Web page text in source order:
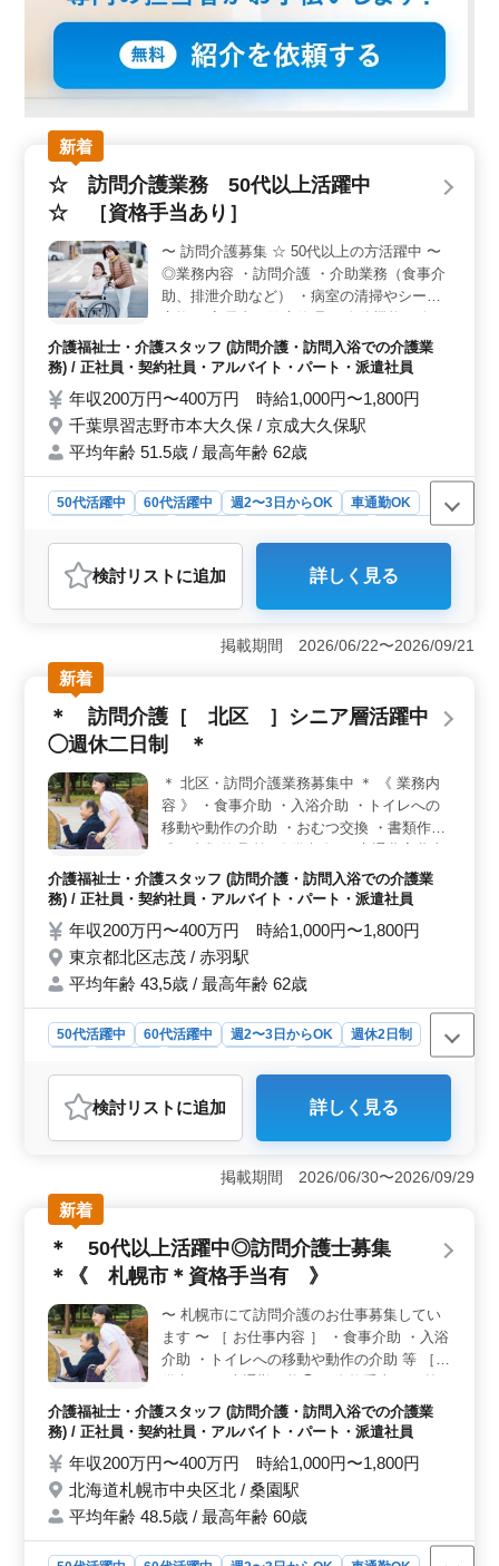
新着
☆ 訪問介護業務 50代以上活躍中
☆ ［資格手当あり］
〜 訪問介護募集 ☆ 50代以上の方活躍中 〜
◎業務内容 ・訪問介護 ・介助業務（食事介
助、排泄介助など） ・病室の清掃やシーツ
持・回復サポート 等 ◎備考 ＊資格手当あり
♪ ＊交通費実費支給 ＊マイカー通勤可能 ベ
おります♪
介護福祉士・介護スタッフ (訪問介護・訪問入浴での介護業
務) / 正社員・契約社員・アルバイト・パート・派遣社員
年収200万円〜400万円 時給1,000円〜1,800円
千葉県習志野市本大久保 / 京成大久保駅
平均年齢 51.5歳 / 最高年齢 62歳
50代活躍中 60代活躍中 週2〜3日からOK
車通勤OK
派遣社員
介護福祉士・介護スタッフ
おすすめポイント
＜ベテラン50代以上の方におすすめ＞ 経験豊富な50代
以上の方が活躍中の訪問介護事業所でのお仕事。 ベテ
ラン層が活躍する職場で、豊かな経験を生かして新たな
キャリアを築くチャンスです。 ＜手厚い資格手当が
魅力＞ ヘルパー2級以上の資格をお持ちの方を募集。
手厚い資格手当があります。今まで磨いてきたスキルを
評価し、やりがいを感じながら働けます。 ＜柔軟な
方や車通勤OK、交通費実費支給など、ライフスタイルに
合わせた充実の労働条件が整っています。 雇用・労
災・健康・厚生の社会保険完備で、福利厚生も充実して
います。
検討リスト に追加 詳しく見る
掲載期間 2026/06/22〜2026/09/21
新着
＊ 訪問介護［ 北区 ］シニア層活躍中
◯週休二日制 ＊
＊ 北区・訪問介護業務募集中 ＊ 《 業務内
容 》 ・食事介助 ・入浴介助 ・トイレへの
移動や動作の介助 ・おむつ交換 ・書類作
給 ・完全週休2日制♪ 皆様からのご応募お待
ちしております♪
介護福祉士・介護スタッフ (訪問介護・訪問入浴での介護業
務) / 正社員・契約社員・アルバイト・パート・派遣社員
年収200万円〜400万円 時給1,000円〜1,800円
東京都北区志茂 / 赤羽駅
平均年齢 43,5歳 / 最高年齢 62歳
50代活躍中 60代活躍中 週2〜3日からOK
週休2日制
介護福祉士・介護スタッフ
おすすめポイント
＜シニア層活躍中＞ 北区のヘルパーステーションでの
訪問介護業務。シニアの方も活躍中です。 働きやすさ
重視の環境の中、経験を活かして、様々な介護業務に携
わりませんか。 ＜働きやすい環境＞ 週2〜3日から
OKで柔軟な働き方が可能。完全週休2日制で充実の休息
を取れます。交通費実費支給で通勤もラクラク。資格手
当や福利厚生も整っています。 ＜やりがいある仕事
むつ交換など日常生活のサポートをお願いします。訪問
先でのケアやサポートを通して、やりがいを感じられる
お仕事です。
検討リスト に追加 詳しく見る
掲載期間 2026/06/30〜2026/09/29
新着
＊ 50代以上活躍中◎訪問介護士募集
＊《 札幌市＊資格手当有 》
〜 札幌市にて訪問介護のお仕事募集してい
ます 〜 ［ お仕事内容 ］ ・食事介助 ・入浴
介助 ・トイレへの移動や動作の介助 等 ［
様からのご応募お待ちしております♪
介護福祉士・介護スタッフ (訪問介護・訪問入浴での介護業
務) / 正社員・契約社員・アルバイト・パート・派遣社員
年収200万円〜400万円 時給1,000円〜1,800円
北海道札幌市中央区北 / 桑園駅
平均年齢 48.5歳 / 最高年齢 60歳